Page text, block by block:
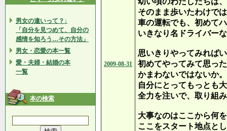
男女の違いって？↓
「自分を見つめて、自分の
感情を知ろう…その方法」
男女・恋愛の本一覧
愛・夫婦・結婚の本
一覧
本の検索
2009-08-31
そのまま歩いたわけで
車の運転でも、初めて
いきなり名ドライバー
思いきりやってみれば
初めてやってみて思っ
かまわないではないか。
自分にとってもっとも
全力を注いで、取り組
大事なのはここから何
ここをスタート地点と